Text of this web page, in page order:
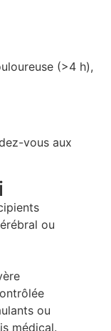
(>4 h),
vous aux
ou
ou
médical.